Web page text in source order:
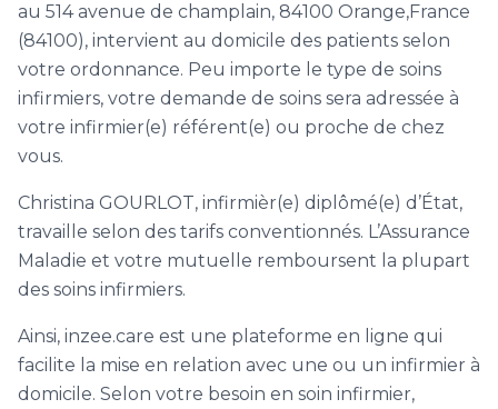
au 514 avenue de champlain, 84100 Orange,France
(84100), intervient au domicile des patients selon
votre ordonnance. Peu importe le type de soins
infirmiers, votre demande de soins sera adressée à
votre infirmier(e) référent(e) ou proche de chez
vous.
Christina GOURLOT, infirmièr(e) diplômé(e) d’État,
travaille selon des tarifs conventionnés. L’Assurance
Maladie et votre mutuelle remboursent la plupart
des soins infirmiers.
Ainsi, inzee.care est une plateforme en ligne qui
facilite la mise en relation avec une ou un infirmier à
domicile. Selon votre besoin en soin infirmier,